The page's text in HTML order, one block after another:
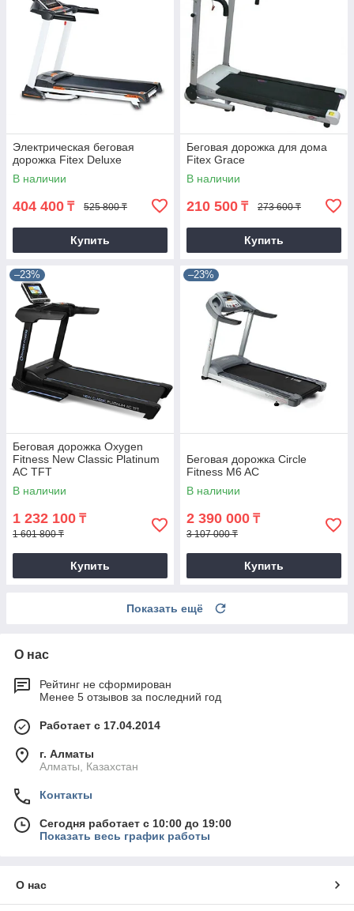
Электрическая беговая
дорожка Fitex Deluxe
В наличии
404 400 ₸ 525 800 ₸
Купить
Беговая дорожка для дома
Fitex Grace
В наличии
210 500 ₸ 273 600 ₸
Купить
–23%
Беговая дорожка Oxygen
Fitness New Classic Platinum
AC TFT
В наличии
1 232 100 ₸
1 601 800 ₸
Купить
–23%
Беговая дорожка Circle
Fitness M6 AC
В наличии
2 390 000 ₸
3 107 000 ₸
Купить
Показать ещё
О нас
Рейтинг не сформирован
Менее 5 отзывов за последний год
Работает с 17.04.2014
г. Алматы
Алматы, Казахстан
Контакты
Сегодня работает с 10:00 до 19:00
Показать весь график работы
О нас